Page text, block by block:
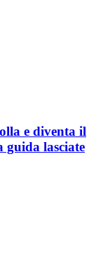
e diventa il
guida lasciate